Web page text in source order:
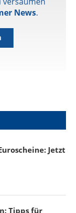
News.
Jetzt
Tipps für